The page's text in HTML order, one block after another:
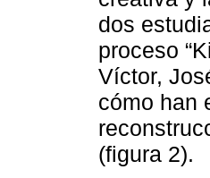
dos
proceso
Víctor,
cómo han
(figura 2).